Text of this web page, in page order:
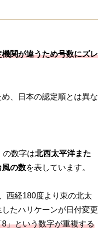
関が違うため号数にズレ
、日本の認定順とは異な
の数字は北西太平洋また
風の数を表しています。
西経180度より東の北太
たハリケーンが日付変更
8」という数字が重複する